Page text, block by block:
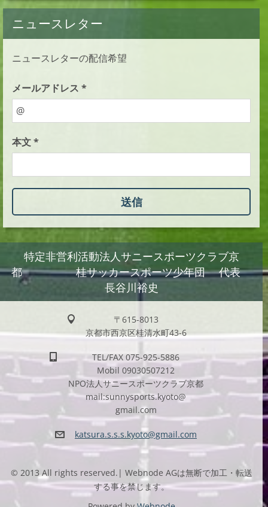
ニュースレター
ニュースレターの配信希望
メールアドレス *
本文 *
特定非営利活動法人サニースポーツクラブ京
都 桂サッカースポーツ少年団 代表
長谷川裕史
〒615-8013
京都市西京区桂清水町43-6
TEL/FAX 075-925-5886
Mobil 09030507212
NPO法人サニースポーツクラブ京都
mail:sunnysports.kyoto@
gmail.com
katsura.s.s.s.kyoto@gmail.com
© 2013 All rights reserved.| Webnode AGは無断で加工・転送
する事を禁じます。